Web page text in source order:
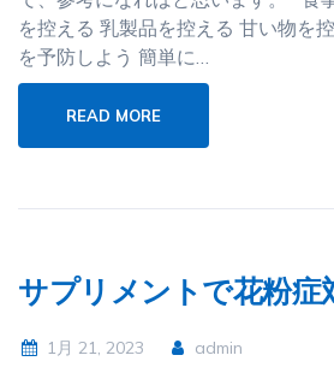
を控える 乳製品を控える 甘い物を
を予防しよう 簡単に…
READ MORE
サプリメントで花粉症
1月 21, 2023 admin